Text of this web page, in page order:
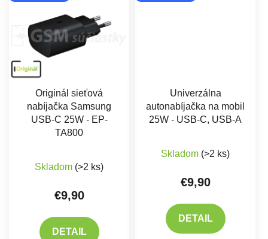
Originál sieťová
nabíjačka Samsung
USB-C 25W - EP-
TA800
Priemerné hodnotenie produktu je 5,0 z 5
Skladom (>2 ks)
€9,90
DETAIL
Univerzálna
autonabíjačka na mobil
25W - USB-C, USB-A
Skladom (>2 ks)
€9,90
DETAIL